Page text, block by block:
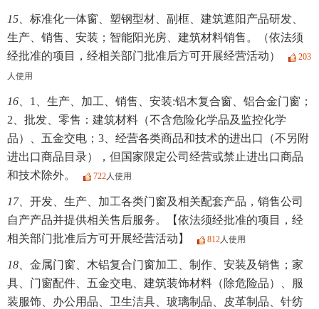
15、 标准化一体窗、塑钢型材、副框、建筑遮阳产品研发、
生产、销售、安装；智能阳光房、建筑材料销售。（依法须
经批准的项目，经相关部门批准后方可开展经营活动）
203
人使用
16、 1、生产、加工、销售、安装:铝木复合窗、铝合金门窗；
2、批发、零售：建筑材料（不含危险化学品及监控化学
品）、五金交电；3、经营各类商品和技术的进出口（不另附
进出口商品目录），但国家限定公司经营或禁止进出口商品
和技术除外。
722人使用
17、 开发、生产、加工各类门窗及相关配套产品，销售公司
自产产品并提供相关售后服务。【依法须经批准的项目，经
相关部门批准后方可开展经营活动】
812人使用
18、 金属门窗、木铝复合门窗加工、制作、安装及销售；家
具、门窗配件、五金交电、建筑装饰材料（除危险品）、服
装服饰、办公用品、卫生洁具、玻璃制品、皮革制品、针纺